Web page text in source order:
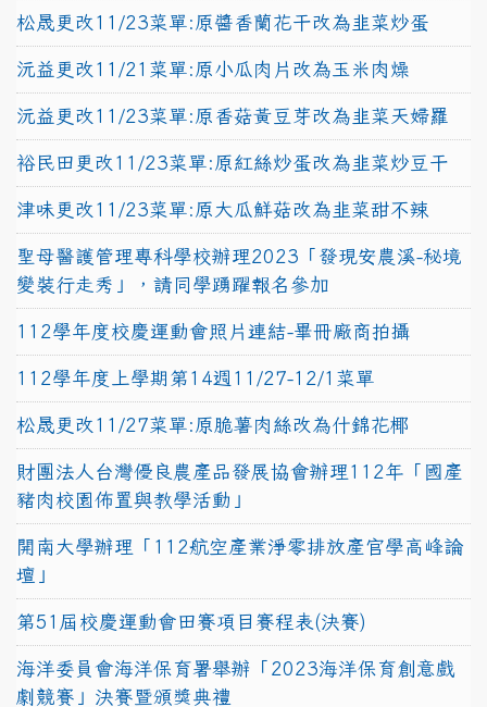
松晟更改11/23菜單:原醬香蘭花干改為韭菜炒蛋
沅益更改11/21菜單:原小瓜肉片改為玉米肉燥
沅益更改11/23菜單:原香菇黃豆芽改為韭菜天婦羅
裕民田更改11/23菜單:原紅絲炒蛋改為韭菜炒豆干
津味更改11/23菜單:原大瓜鮮菇改為韭菜甜不辣
聖母醫護管理專科學校辦理2023「發現安農溪-秘境
變裝行走秀」，請同學踴躍報名參加
112學年度校慶運動會照片連結-畢冊廠商拍攝
112學年度上學期第14週11/27-12/1菜單
松晟更改11/27菜單:原脆薯肉絲改為什錦花椰
財團法人台灣優良農產品發展協會辦理112年「國產
豬肉校園佈置與教學活動」
開南大學辦理「112航空產業淨零排放產官學高峰論
壇」
第51屆校慶運動會田賽項目賽程表(決賽)
海洋委員會海洋保育署舉辦「2023海洋保育創意戲
劇競賽」決賽暨頒獎典禮